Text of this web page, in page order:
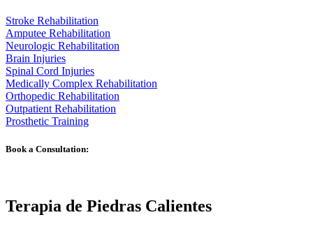
Stroke Rehabilitation
Amputee Rehabilitation
Neurologic Rehabilitation
Brain Injuries
Spinal Cord Injuries
Medically Complex Rehabilitation
Orthopedic Rehabilitation
Outpatient Rehabilitation
Prosthetic Training
Book a Consultation:
Terapia de Piedras Calientes